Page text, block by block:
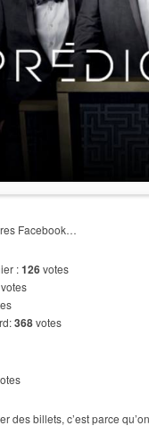
Facebook…
:126votes
votes
368votes
des billets, c’est parce